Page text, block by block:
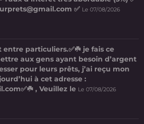
✅ Le 07/08/2026
particuliers.✅☘️ je fais ce
aux gens ayant besoin d’argent
pour leurs prêts, j’ai reçu mon
à cet adresse :
, Veuillez le Le 07/08/2026